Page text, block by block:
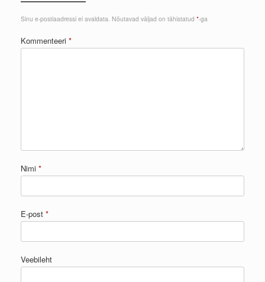
Sinu e-postiaadressi ei avaldata. Nõutavad väljad on tähistatud *-ga
Kommenteeri *
Nimi *
E-post *
Veebileht